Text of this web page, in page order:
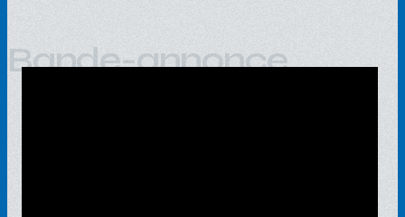
Bande-annonce